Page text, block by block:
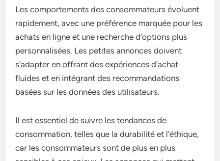
Les comportements des consommateurs évoluent
rapidement, avec une préférence marquée pour les
achats en ligne et une recherche d’options plus
personnalisées. Les petites annonces doivent
s’adapter en offrant des expériences d’achat
fluides et en intégrant des recommandations
basées sur les données des utilisateurs.
Il est essentiel de suivre les tendances de
consommation, telles que la durabilité et l’éthique,
car les consommateurs sont de plus en plus